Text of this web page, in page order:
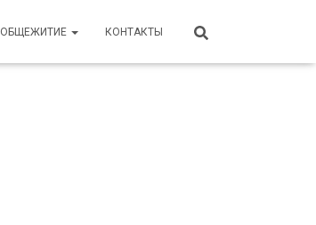
ОБЩЕЖИТИЕ КОНТАКТЫ